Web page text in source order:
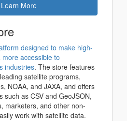
Learn More
designed to make high-
accessible to
industries. The store features
satellite programs,
NOAA, and JAXA, and offers
such as CSV and GeoJSON,
marketers, and other non-
work with satellite data.